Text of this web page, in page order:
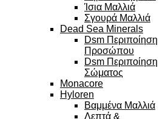
Ίσια Μαλλιά
Σγουρά Μαλλιά
Dead Sea Minerals
Dsm Περιποίηση
Προσώπου
Dsm Περιποίηση
Σώματος
Monacore
Hyloren
Βαμμένα Μαλλιά
Λεπτά &